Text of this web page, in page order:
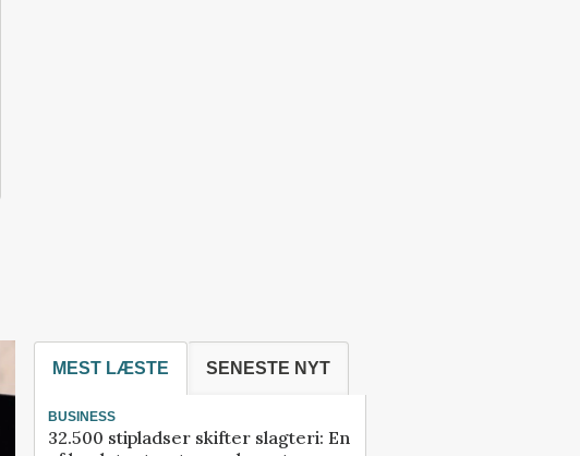
MEST LÆSTE SENESTE NYT
BUSINESS
32.500 stipladser skifter slagteri: En